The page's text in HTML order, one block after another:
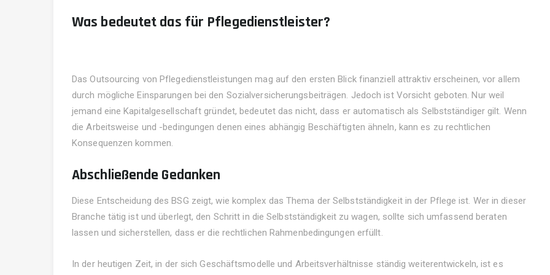
Was bedeutet das für Pflegedienstleister?
Das Outsourcing von Pflegedienstleistungen mag auf den ersten Blick finanziell attraktiv erscheinen, vor allem
durch mögliche Einsparungen bei den Sozialversicherungsbeiträgen. Jedoch ist Vorsicht geboten. Nur weil
jemand eine Kapitalgesellschaft gründet, bedeutet das nicht, dass er automatisch als Selbstständiger gilt. Wenn
die Arbeitsweise und -bedingungen denen eines abhängig Beschäftigten ähneln, kann es zu rechtlichen
Konsequenzen kommen.
Abschließende Gedanken
Diese Entscheidung des BSG zeigt, wie komplex das Thema der Selbstständigkeit in der Pflege ist. Wer in dieser
Branche tätig ist und überlegt, den Schritt in die Selbstständigkeit zu wagen, sollte sich umfassend beraten
lassen und sicherstellen, dass er die rechtlichen Rahmenbedingungen erfüllt.
In der heutigen Zeit, in der sich Geschäftsmodelle und Arbeitsverhältnisse ständig weiterentwickeln, ist es
0201 450250
Ihre vertrauensvolle Steuerberatung - Bei der
Informationen
Kontakt